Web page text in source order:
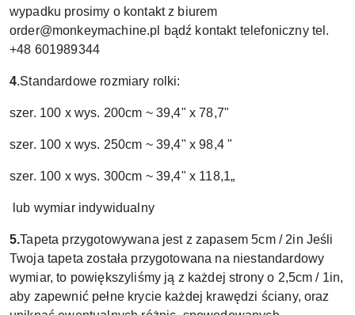
wypadku prosimy o kontakt z biurem
order@monkeymachine.pl bądź kontakt telefoniczny tel.
+48 601989344
4.Standardowe rozmiary rolki:
szer. 100 x wys. 200cm ~ 39,4" x 78,7"
szer. 100 x wys. 250cm ~ 39,4" x 98,4 "
szer. 100 x wys. 300cm ~ 39,4" x 118,1„
lub wymiar indywidualny
5.Tapeta przygotowywana jest z zapasem 5cm / 2in Jeśli
Twoja tapeta została przygotowana na niestandardowy
wymiar, to powiększyliśmy ją z każdej strony o 2,5cm / 1in,
aby zapewnić pełne krycie każdej krawędzi ściany, oraz